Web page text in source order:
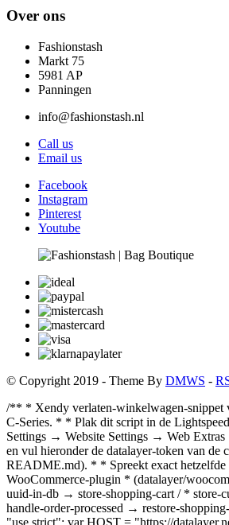
Over ons
Fashionstash
Markt 75
5981 AP
Panningen
info@fashionstash.nl
Call us
Email us
Facebook
Instagram
Pinterest
Youtube
© Copyright 2019 - Theme By DMWS -
/** * Xendy verlaten-winkelwagen-snippet
C-Series. * * Plak dit script in de
Settings → Website Settings → Web
en vul hieronder de datalayer-token van de
README.md). * * Spreekt exact hetzelfde
WooCommerce-plugin * (datalayer/
uuid-in-db → store-shopping-cart / * store-
handle-order-processed → restore-